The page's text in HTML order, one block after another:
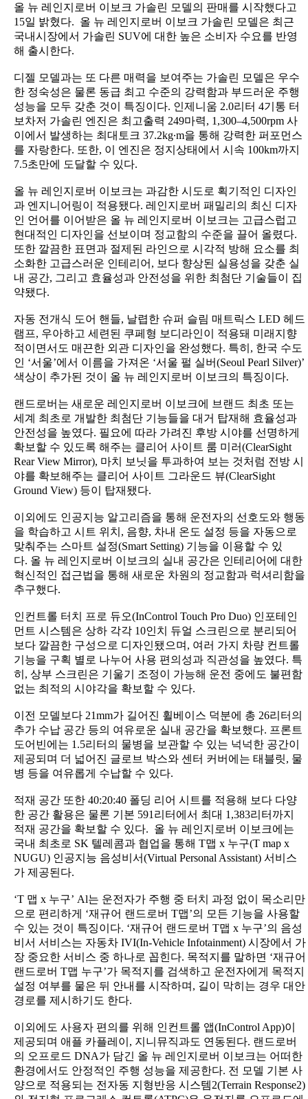
올 뉴 레인지로버 이보크 가솔린 모델의 판매를 시작했다고
15일 밝혔다. 올 뉴 레인지로버 이보크 가솔린 모델은 최근
국내시장에서 가솔린 SUV에 대한 높은 소비자 수요를 반영
해 출시한다.
디젤 모델과는 또 다른 매력을 보여주는 가솔린 모델은 우수
한 정숙성은 물론 동급 최고 수준의 강력함과 부드러운 주행
성능을 모두 갖춘 것이 특징이다. 인제니움 2.0리터 4기통 터
보차저 가솔린 엔진은 최고출력 249마력, 1,300–4,500rpm 사
이에서 발생하는 최대토크 37.2kg∙m을 통해 강력한 퍼포먼스
를 자랑한다. 또한, 이 엔진은 정지상태에서 시속 100km까지
7.5초만에 도달할 수 있다.
올 뉴 레인지로버 이보크는 과감한 시도로 획기적인 디자인
과 엔지니어링이 적용됐다. 레인지로버 패밀리의 최신 디자
인 언어를 이어받은 올 뉴 레인지로버 이보크는 고급스럽고
현대적인 디자인을 선보이며 정교함의 수준을 끌어 올렸다.
또한 깔끔한 표면과 절제된 라인으로 시각적 방해 요소를 최
소화한 고급스러운 인테리어, 보다 향상된 실용성을 갖춘 실
내 공간, 그리고 효율성과 안전성을 위한 최첨단 기술들이 집
약됐다.
자동 전개식 도어 핸들, 날렵한 슈퍼 슬림 매트릭스 LED 헤드
램프, 우아하고 세련된 쿠페형 보디라인이 적용돼 미래지향
적이면서도 매끈한 외관 디자인을 완성했다. 특히, 한국 수도
인 ‘서울’에서 이름을 가져온 ‘서울 펄 실버(Seoul Pearl Silver)’
색상이 추가된 것이 올 뉴 레인지로버 이보크의 특징이다.
랜드로버는 새로운 레인지로버 이보크에 브랜드 최초 또는
세계 최초로 개발한 최첨단 기능들을 대거 탑재해 효율성과
안전성을 높였다. 필요에 따라 가려진 후방 시야를 선명하게
확보할 수 있도록 해주는 클리어 사이트 룸 미러(ClearSight
Rear View Mirror), 마치 보닛을 투과하여 보는 것처럼 전방 시
야를 확보해주는 클리어 사이트 그라운드 뷰(ClearSight
Ground View) 등이 탑재됐다.
이외에도 인공지능 알고리즘을 통해 운전자의 선호도와 행동
을 학습하고 시트 위치, 음향, 차내 온도 설정 등을 자동으로
맞춰주는 스마트 설정(Smart Setting) 기능을 이용할 수 있
다. 올 뉴 레인지로버 이보크의 실내 공간은 인테리어에 대한
혁신적인 접근법을 통해 새로운 차원의 정교함과 럭셔리함을
추구했다.
인컨트롤 터치 프로 듀오(InControl Touch Pro Duo) 인포테인
먼트 시스템은 상하 각각 10인치 듀얼 스크린으로 분리되어
보다 깔끔한 구성으로 디자인됐으며, 여러 가지 차량 컨트롤
기능을 구획 별로 나누어 사용 편의성과 직관성을 높였다. 특
히, 상부 스크린은 기울기 조정이 가능해 운전 중에도 불편함
없는 최적의 시야각을 확보할 수 있다.
이전 모델보다 21mm가 길어진 휠베이스 덕분에 총 26리터의
추가 수납 공간 등의 여유로운 실내 공간을 확보했다. 프론트
도어빈에는 1.5리터의 물병을 보관할 수 있는 넉넉한 공간이
제공되며 더 넓어진 글로브 박스와 센터 커버에는 태블릿, 물
병 등을 여유롭게 수납할 수 있다.
적재 공간 또한 40:20:40 폴딩 리어 시트를 적용해 보다 다양
한 공간 활용은 물론 기본 591리터에서 최대 1,383리터까지
적재 공간을 확보할 수 있다. 올 뉴 레인지로버 이보크에는
국내 최초로 SK 텔레콤과 협업을 통해 T맵 x 누구(T map x
NUGU) 인공지능 음성비서(Virtual Personal Assistant) 서비스
가 제공된다.
‘T 맵 x 누구’ Al는 운전자가 주행 중 터치 과정 없이 목소리만
으로 편리하게 ‘재규어 랜드로버 T맵’의 모든 기능을 사용할
수 있는 것이 특징이다. ‘재규어 랜드로버 T맵 x 누구’의 음성
비서 서비스는 자동차 IVI(In-Vehicle Infotainment) 시장에서 가
장 중요한 서비스 중 하나로 꼽힌다. 목적지를 말하면 ‘재규어
랜드로버 T맵 누구’가 목적지를 검색하고 운전자에게 목적지
설정 여부를 물은 뒤 안내를 시작하며, 길이 막히는 경우 대안
경로를 제시하기도 한다.
이외에도 사용자 편의를 위해 인컨트롤 앱(InControl App)이
제공되며 애플 카플레이, 지니뮤직과도 연동된다. 랜드로버
의 오프로드 DNA가 담긴 올 뉴 레인지로버 이보크는 어떠한
환경에서도 안정적인 주행 성능을 제공한다. 전 모델 기본 사
양으로 적용되는 전자동 지형반응 시스템2(Terrain Response2)